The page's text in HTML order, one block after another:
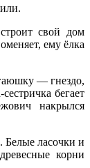
свой дом
ему ёлка
— гнездо,
бегает
накрылся
Белые ласочки и
корни